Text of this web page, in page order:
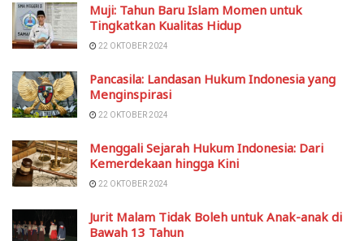
Muji: Tahun Baru Islam Momen untuk
Tingkatkan Kualitas Hidup
22 OKTOBER 2024
Pancasila: Landasan Hukum Indonesia yang
Menginspirasi
22 OKTOBER 2024
Menggali Sejarah Hukum Indonesia: Dari
Kemerdekaan hingga Kini
22 OKTOBER 2024
Jurit Malam Tidak Boleh untuk Anak-anak di
Bawah 13 Tahun